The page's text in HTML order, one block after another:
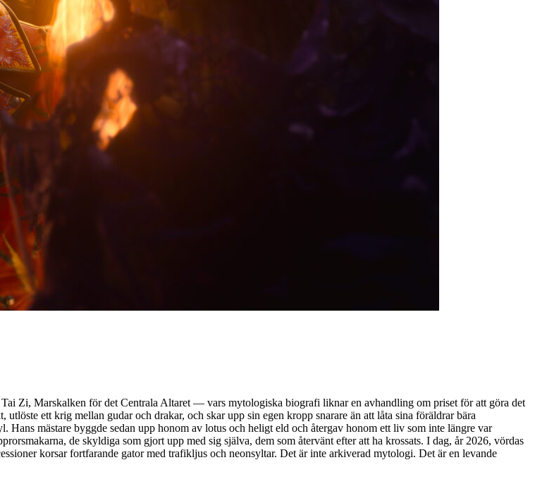
Zi, Marskalken för det Centrala Altaret — vars mytologiska biografi liknar en avhandling om priset för att göra det
ett krig mellan gudar och drakar, och skar upp sin egen kropp snarare än att låta sina föräldrar bära
mästare byggde sedan upp honom av lotus och heligt eld och återgav honom ett liv som inte längre var
de skyldiga som gjort upp med sig själva, dem som återvänt efter att ha krossats. I dag, år 2026, vördas
korsar fortfarande gator med trafikljus och neonsyltar. Det är inte arkiverad mytologi. Det är en levande